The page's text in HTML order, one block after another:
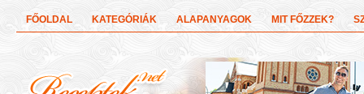
FŐOLDAL KATEGÓRIÁK ALAPANYAGOK MIT FŐZZEK?